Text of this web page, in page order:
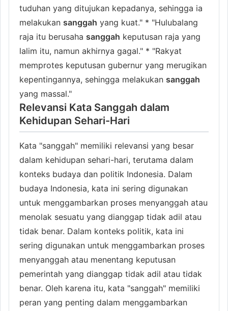
tuduhan yang ditujukan kepadanya, sehingga ia
melakukan sanggah yang kuat." * "Hulubalang
raja itu berusaha sanggah keputusan raja yang
lalim itu, namun akhirnya gagal." * "Rakyat
memprotes keputusan gubernur yang merugikan
kepentingannya, sehingga melakukan sanggah
yang massal."
Relevansi Kata Sanggah dalam
Kehidupan Sehari-Hari
Kata "sanggah" memiliki relevansi yang besar
dalam kehidupan sehari-hari, terutama dalam
konteks budaya dan politik Indonesia. Dalam
budaya Indonesia, kata ini sering digunakan
untuk menggambarkan proses menyanggah atau
menolak sesuatu yang dianggap tidak adil atau
tidak benar. Dalam konteks politik, kata ini
sering digunakan untuk menggambarkan proses
menyanggah atau menentang keputusan
pemerintah yang dianggap tidak adil atau tidak
benar. Oleh karena itu, kata "sanggah" memiliki
peran yang penting dalam menggambarkan